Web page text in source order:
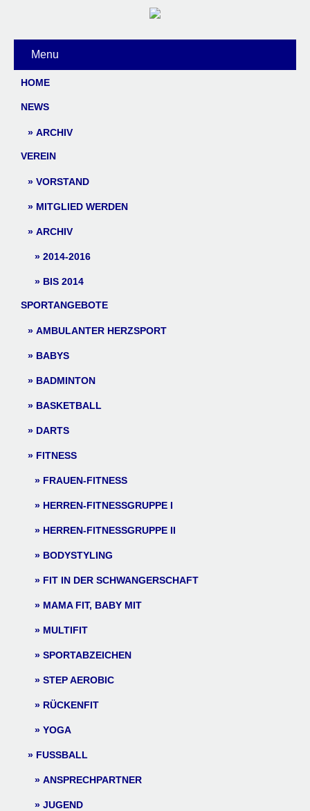
Menu
HOME
NEWS
ARCHIV
VEREIN
VORSTAND
MITGLIED WERDEN
ARCHIV
2014-2016
BIS 2014
SPORTANGEBOTE
AMBULANTER HERZSPORT
BABYS
BADMINTON
BASKETBALL
DARTS
FITNESS
FRAUEN-FITNESS
HERREN-FITNESSGRUPPE I
HERREN-FITNESSGRUPPE II
BODYSTYLING
FIT IN DER SCHWANGERSCHAFT
MAMA FIT, BABY MIT
MULTIFIT
SPORTABZEICHEN
STEP AEROBIC
RÜCKENFIT
YOGA
FUSSBALL
ANSPRECHPARTNER
JUGEND